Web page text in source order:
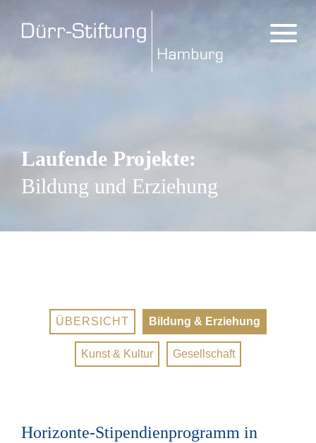
Laufende Projekte:
Bildung und Erziehung
ÜBERSICHT Bildung & Erziehung
Kunst & Kultur Gesellschaft
Horizonte-Stipendienprogramm in